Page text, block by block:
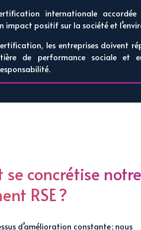
internationale accordée
impact positif sur la société et
les entreprises doivent
de performance sociale et
se concrétise notre
RSE ?
d’amélioration constante ; nous